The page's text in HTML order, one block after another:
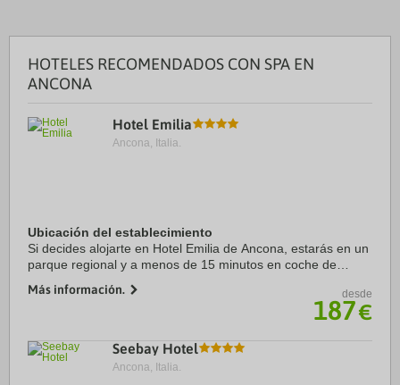
HOTELES RECOMENDADOS CON SPA EN
ANCONA
Hotel Emilia
Ancona, Italia.
Ubicación del establecimiento
Si decides alojarte en Hotel Emilia de Ancona, estarás en un
parque regional y a menos de 15 minutos en coche de
Además, este hotel con spa se encuentra a ...
Más información. desde
187€
Seebay Hotel
Ancona, Italia.